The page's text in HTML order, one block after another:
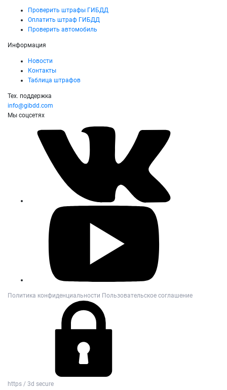
Проверить штрафы ГИБДД
Оплатить штраф ГИБДД
Проверить автомобиль
Информация
Новости
Контакты
Таблица штрафов
Тех. поддержка
info@gibdd.com
Мы соцсетях
Политика конфиденциальности Пользовательское соглашение
https / 3d secure